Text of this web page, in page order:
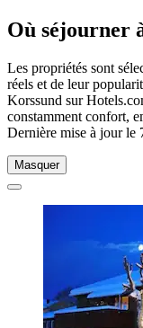
Où séjourner
Les propriétés sont
réels et de leur
Korssund sur
constamment confort,
Dernière mise à jour le
Masquer